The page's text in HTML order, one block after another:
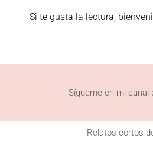
Si te gusta la lectura,
Sígueme en mi canal
Relatos cortos